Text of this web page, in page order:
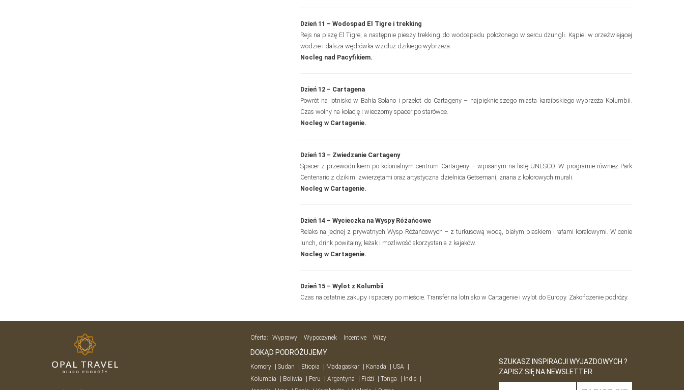
Dzień 11 – Wodospad El Tigre i trekking
Rejs na plażę El Tigre, a następnie pieszy trekking do wodospadu położonego w sercu dżungli. Kąpiel w orzeźwiającej
wodzie i dalsza wędrówka wzdłuż dzikiego wybrzeża.
Nocleg nad Pacyfikiem.
Dzień 12 – Cartagena
Powrót na lotnisko w Bahía Solano i przelot do Cartageny – najpiękniejszego miasta karaibskiego wybrzeża Kolumbii.
Czas wolny na kolację i wieczorny spacer po starówce.
Nocleg w Cartagenie.
Dzień 13 – Zwiedzanie Cartageny
Spacer z przewodnikiem po kolonialnym centrum Cartageny – wpisanym na listę UNESCO. W programie również Park
Centenario z dzikimi zwierzętami oraz artystyczna dzielnica Getsemaní, znana z kolorowych murali.
Nocleg w Cartagenie.
Dzień 14 – Wycieczka na Wyspy Różańcowe
Relaks na jednej z prywatnych Wysp Różańcowych – z turkusową wodą, białym piaskiem i rafami koralowymi. W cenie
lunch, drink powitalny, leżak i możliwość skorzystania z kajaków.
Nocleg w Cartagenie.
Dzień 15 – Wylot z Kolumbii
Czas na ostatnie zakupy i spacery po mieście. Transfer na lotnisko w Cartagenie i wylot do Europy. Zakończenie podróży.
Oferta: Wyprawy Wypoczynek Incentive Wizy
DOKĄD PODRÓŻUJEMY
Komory Sudan Etiopia Madagaskar Kanada
USA
Kolumbia
Boliwia Peru Argentyna Fidżi Tonga
Indie
SZUKASZ INSPIRACJI WYJAZDOWYCH ?
ZAPISZ SIĘ NA NEWSLETTER